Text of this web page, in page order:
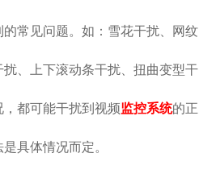
的常见问题。如：雪花干扰、网纹
、上下滚动条干扰、扭曲变型干
都可能干扰到视频监控系统的正
具体情况而定。